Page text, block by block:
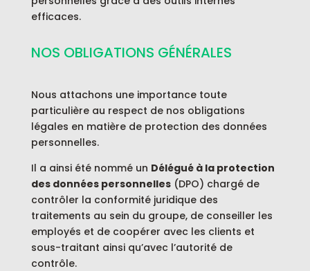
efficaces.
NOS OBLIGATIONS GÉNÉRALES
Nous attachons une importance toute
particulière au respect de nos obligations
légales en matière de protection des données
personnelles.
Il a ainsi été nommé un Délégué à la protection
des données personnelles(DPO) chargé de
contrôler la conformité juridique des
traitements au sein du groupe, de conseiller les
employés et de coopérer avec les clients et
sous-traitant ainsi qu’avec l’autorité de
contrôle.